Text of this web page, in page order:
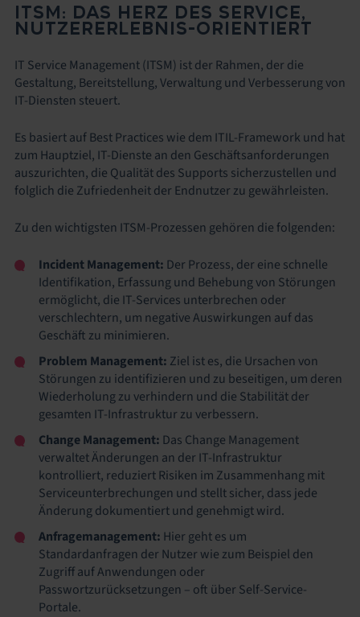
ITSM: DAS HERZ DES SERVICE,
NUTZERERLEBNIS-ORIENTIERT
IT Service Management (ITSM) ist der Rahmen, der die
Gestaltung, Bereitstellung, Verwaltung und Verbesserung von
IT-Diensten steuert.
Es basiert auf Best Practices wie dem ITIL-Framework und hat
zum Hauptziel, IT-Dienste an den Geschäftsanforderungen
auszurichten, die Qualität des Supports sicherzustellen und
folglich die Zufriedenheit der Endnutzer zu gewährleisten.
Zu den wichtigsten ITSM-Prozessen gehören die folgenden:
Incident Management: Der Prozess, der eine schnelle
Identifikation, Erfassung und Behebung von Störungen
ermöglicht, die IT-Services unterbrechen oder
verschlechtern, um negative Auswirkungen auf das
Geschäft zu minimieren.
Problem Management: Ziel ist es, die Ursachen von
Störungen zu identifizieren und zu beseitigen, um deren
Wiederholung zu verhindern und die Stabilität der
gesamten IT-Infrastruktur zu verbessern.
Change Management: Das Change Management
verwaltet Änderungen an der IT-Infrastruktur
kontrolliert, reduziert Risiken im Zusammenhang mit
Serviceunterbrechungen und stellt sicher, dass jede
Änderung dokumentiert und genehmigt wird.
Anfragemanagement: Hier geht es um
Standardanfragen der Nutzer wie zum Beispiel den
Zugriff auf Anwendungen oder
Passwortzurücksetzungen – oft über Self-Service-
Portale.